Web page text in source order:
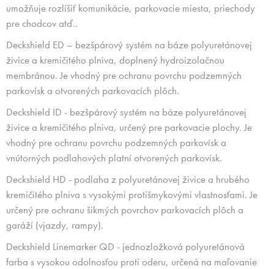
umožňuje rozlíšiť komunikácie, parkovacie miesta, priechody
pre chodcov atď..
Deckshield ED – bezšpárový systém na báze polyuretánovej
živice a kremičitého plniva, doplnený hydroizolačnou
membránou. Je vhodný pre ochranu povrchu podzemných
parkovísk a otvorených parkovacích plôch.
Deckshield ID - bezšpárový systém na báze polyuretánovej
živice a kremičitého plniva, určený pre parkovacie plochy. Je
vhodný pre ochranu povrchu podzemných parkovísk a
vnútorných podlahových platní otvorených parkovísk.
Deckshield HD - podlaha z polyuretánovej živice a hrubého
kremičitého plniva s vysokými protišmykovými vlastnosťami. Je
určený pre ochranu šikmých povrchov parkovacích plôch a
garáží (vjazdy, rampy).
Deckshield Linemarker QD - jednozložková polyuretánová
farba s vysokou odolnosťou proti oderu, určená na maľovanie